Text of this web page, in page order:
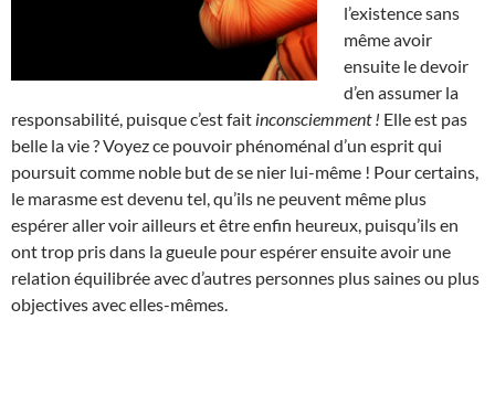
l’existence sans
même avoir
ensuite le devoir
d’en assumer la
responsabilité, puisque c’est fait inconsciemment ! Elle est pas
belle la vie ? Voyez ce pouvoir phénoménal d’un esprit qui
poursuit comme noble but de se nier lui-même ! Pour certains,
le marasme est devenu tel, qu’ils ne peuvent même plus
espérer aller voir ailleurs et être enfin heureux, puisqu’ils en
ont trop pris dans la gueule pour espérer ensuite avoir une
relation équilibrée avec d’autres personnes plus saines ou plus
objectives avec elles-mêmes.